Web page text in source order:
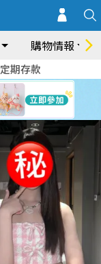
購物情報
定期存款